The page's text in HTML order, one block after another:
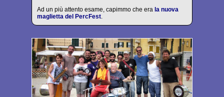
Ad un più attento esame, capimmo che era la nuova
maglietta del PercFest.